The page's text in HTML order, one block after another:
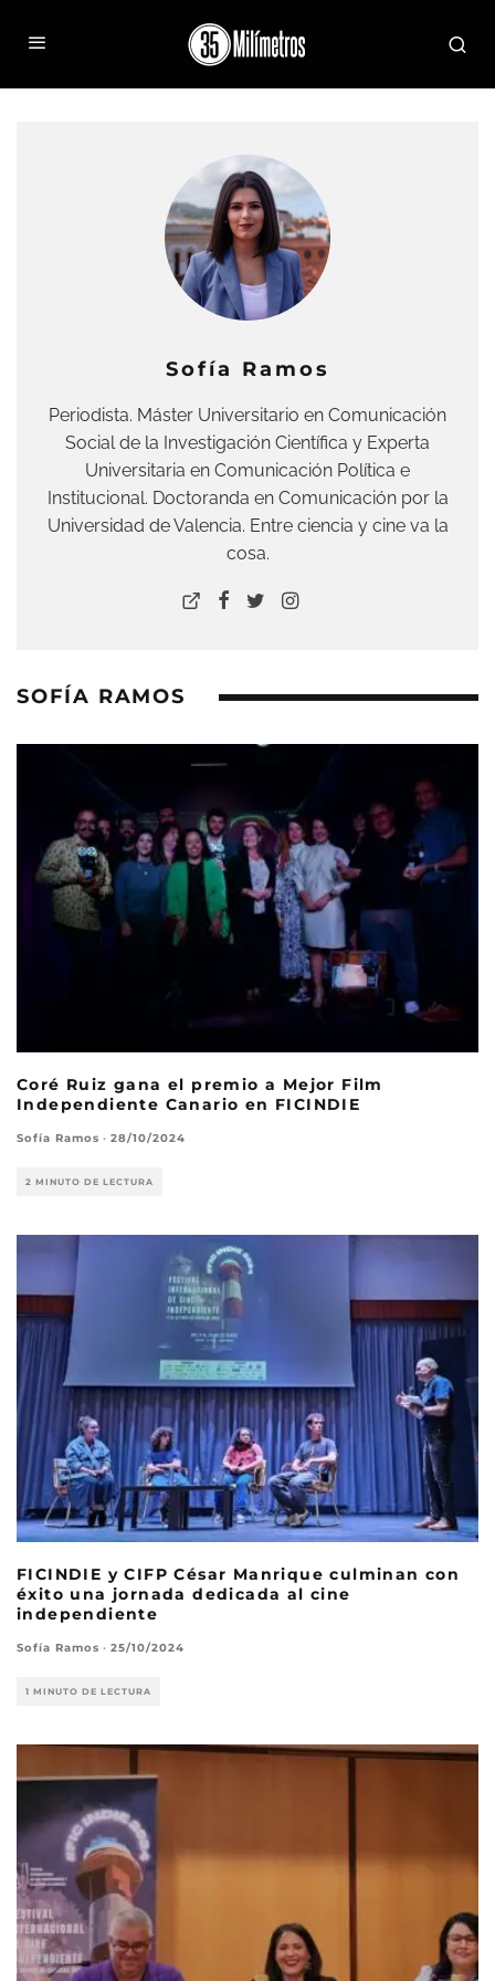
Sofía Ramos
Periodista. Máster Universitario en Comunicación
Social de la Investigación Científica y Experta
Universitaria en Comunicación Política e
Institucional. Doctoranda en Comunicación por la
Universidad de Valencia. Entre ciencia y cine va la
cosa.
SOFÍA RAMOS
Coré Ruiz gana el premio a Mejor Film
Independiente Canario en FICINDIE
Sofía Ramos · 28/10/2024
2 MINUTO DE LECTURA
FICINDIE y CIFP César Manrique culminan con
éxito una jornada dedicada al cine
independiente
Sofía Ramos · 25/10/2024
1 MINUTO DE LECTURA